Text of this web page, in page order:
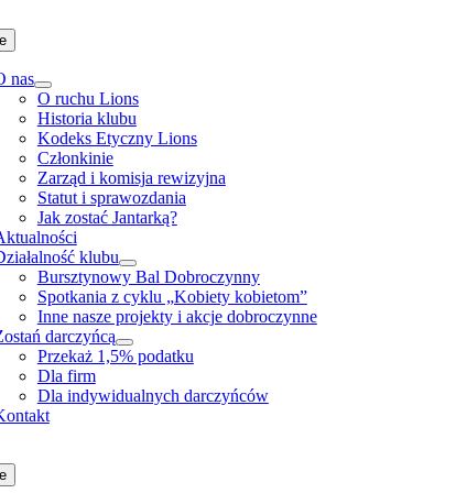
to
content
nas
O ruchu Lions
Historia klubu
Kodeks Etyczny Lions
Członkinie
Zarząd i komisja rewizyjna
Statut i sprawozdania
Jak zostać Jantarką?
klubu
Bursztynowy Bal Dobroczynny
Spotkania z cyklu „Kobiety kobietom”
Inne nasze projekty i akcje dobroczynne
darczyńcą
Przekaż 1,5% podatku
Dla firm
Dla indywidualnych darczyńców